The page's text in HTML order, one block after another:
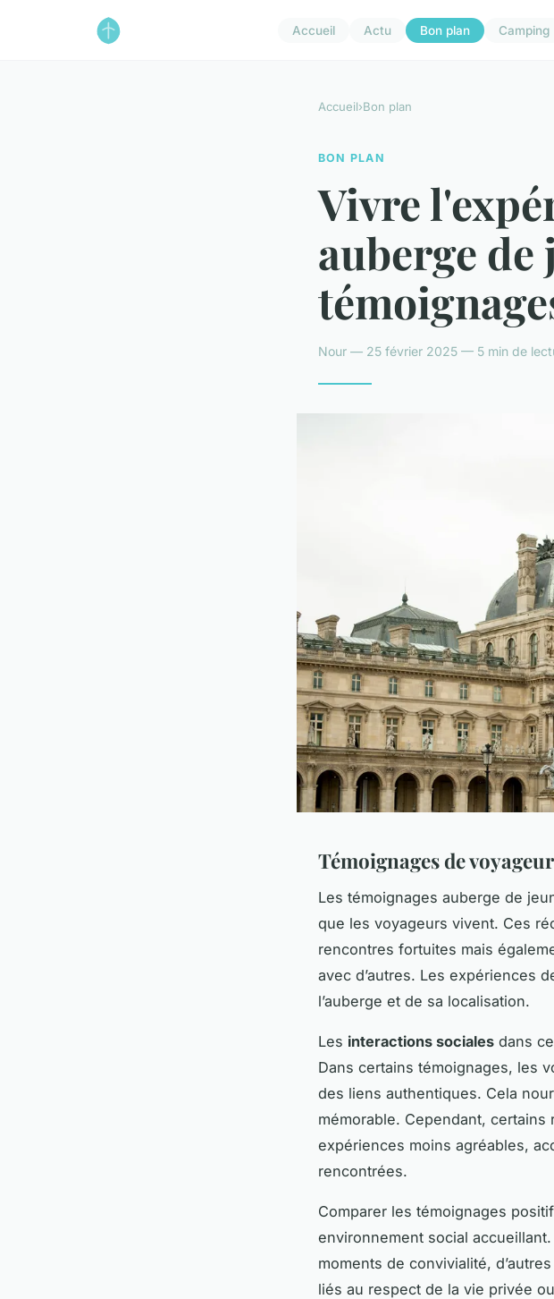
Accueil Actu Bon plan Camping
Accueil›Bon plan
BON PLAN
Vivre
auberge de
Nour — 25 février 2025 — 5 min de
Témoignages de
Les témoignages auberge de
que les voyageurs vivent. Ces
rencontres fortuites mais
avec d’autres. Les expériences
l’auberge et de sa localisation.
Les interactions sociales dans
Dans certains témoignages, les
des liens authentiques. Cela
mémorable. Cependant,
expériences moins agréables,
rencontrées.
Comparer les témoignages
environnement social
moments de convivialité,
liés au respect de la vie privée